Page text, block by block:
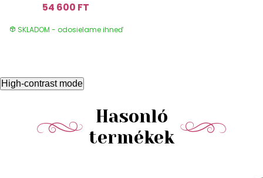
54 600 FT
SKLADOM - odosielame ihneď
High-contrast mode
Hasonló
termékek